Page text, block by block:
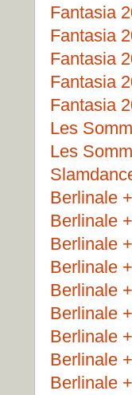
Fantasia
Fantasia
Fantasia
Fantasia
Fantasia
Les
Les
Berlinale
Berlinale
Berlinale
Berlinale
Berlinale
Berlinale
Berlinale
Berlinale
Berlinale